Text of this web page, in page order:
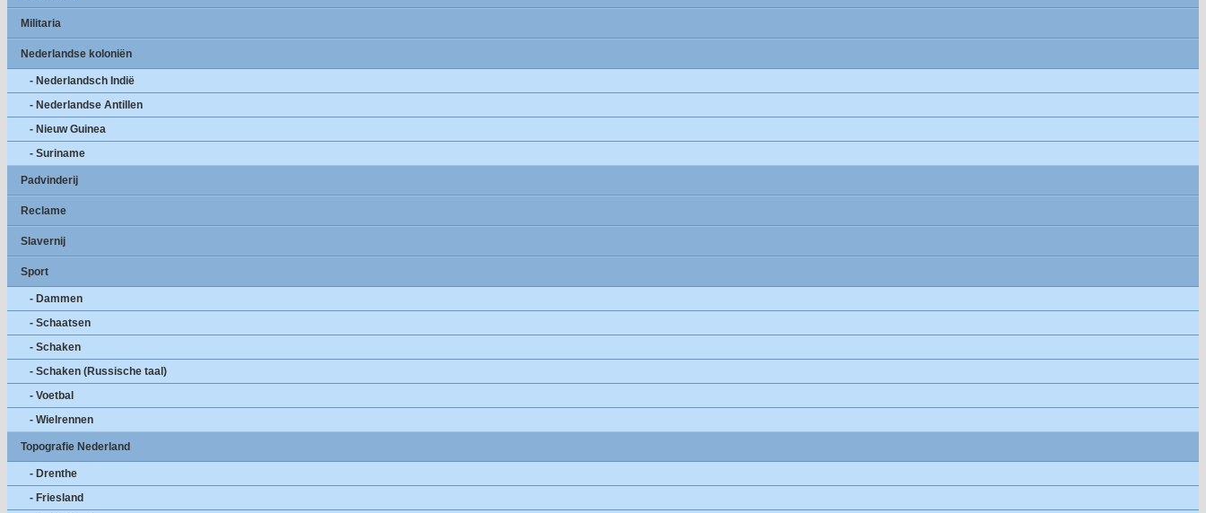
Militaria
Nederlandse koloniën
- Nederlandsch Indië
- Nederlandse Antillen
- Nieuw Guinea
- Suriname
Padvinderij
Reclame
Slavernij
Sport
- Dammen
- Schaatsen
- Schaken
- Schaken (Russische taal)
- Voetbal
- Wielrennen
Topografie Nederland
- Drenthe
- Friesland